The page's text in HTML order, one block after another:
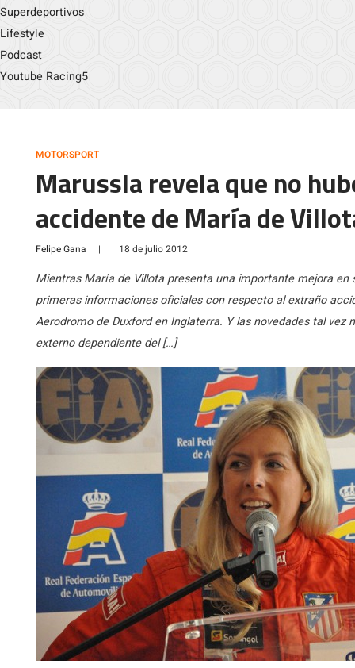
Superdeportivos
Lifestyle
Podcast
Youtube Racing5
MOTORSPORT
Marussia revela que no
accidente de María de
Felipe Gana | 18 de julio 2012
Mientras María de Villota presenta una importante mejora
primeras informaciones oficiales con respecto al extraño
Aerodromo de Duxford en Inglaterra. Y las novedades tal
externo dependiente del […]